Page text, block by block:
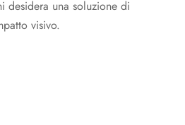
desidera una soluzione di
visivo.